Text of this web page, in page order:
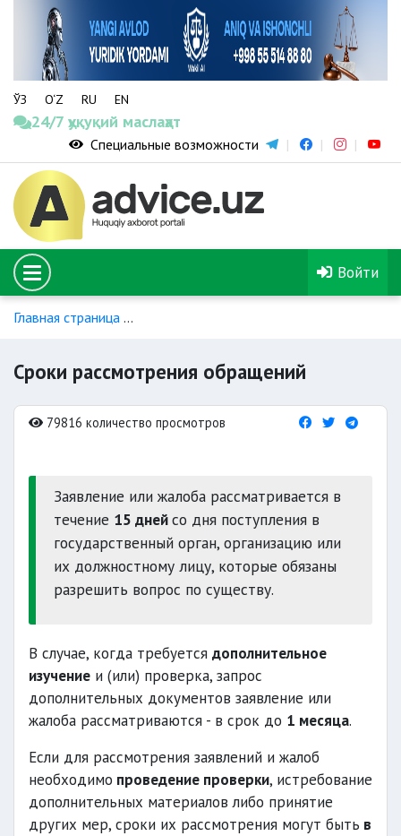
ЎЗ O‘Z RU EN
24/7 ҳуқуқий маслаҳат
Специальные возможности
Войти
Главная страница
Сроки рассмотрения обращений
79816 количество просмотров
Заявление или жалоба рассматривается в
течение 15 днейсо дня поступления в
государственный орган, организацию или
их должностному лицу, которые обязаны
разрешить вопрос по существу.
В случае, когда требуется дополнительное
изучение и (или) проверка, запрос
дополнительных документов заявление или
жалоба рассматриваются - в срок до 1 месяца.
Если для рассмотрения заявлений и жалоб
необходимо проведение проверки, истребование
дополнительных материалов либо принятие
других мер, сроки их рассмотрения могут быть в